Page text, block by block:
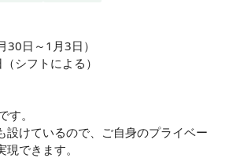
日～1月3日）
シフトによる）
。
設けているので、ご自身のプライベー
できます。